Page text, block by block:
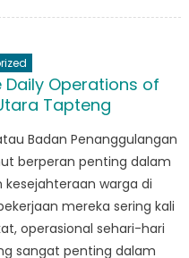
dalam
Risiko
Bencana
Daily Operations of
Tapteng
Badan Penanggulangan
berperan penting dalam
warga di
mereka sering kali
operasional sehari-hari
sangat penting dalam